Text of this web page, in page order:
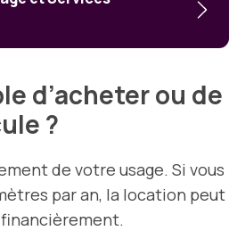
d’acheter ou de
?
de votre usage. Si vous
par an, la location peut